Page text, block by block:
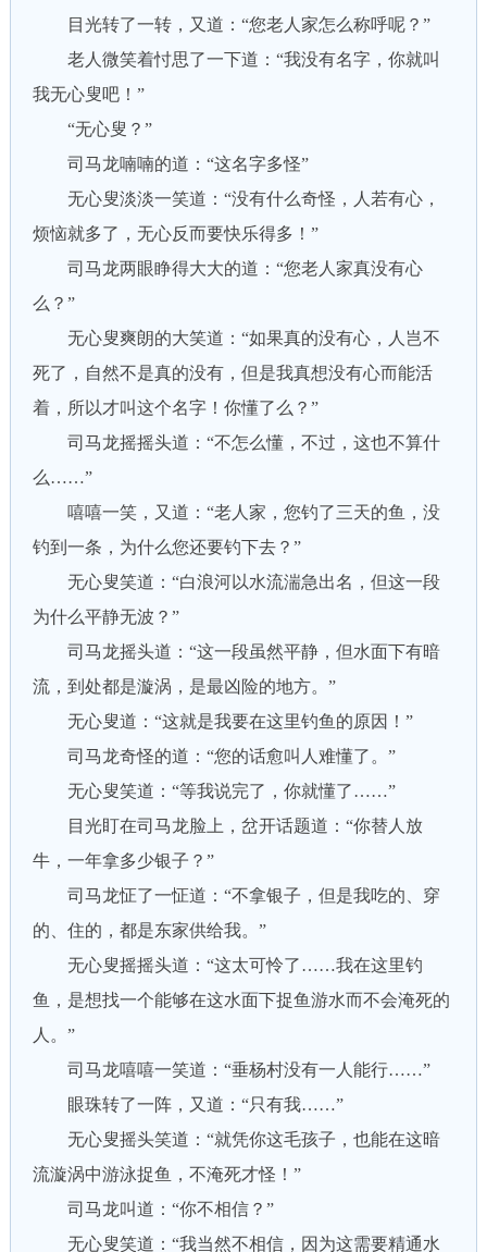
目光转了一转，又道：“您老人家怎么称呼呢？”
老人微笑着忖思了一下道：“我没有名字，你就叫
我无心叟吧！”
“无心叟？”
司马龙喃喃的道：“这名字多怪”
无心叟淡淡一笑道：“没有什么奇怪，人若有心，
烦恼就多了，无心反而要快乐得多！”
司马龙两眼睁得大大的道：“您老人家真没有心
么？”
无心叟爽朗的大笑道：“如果真的没有心，人岂不
死了，自然不是真的没有，但是我真想没有心而能活
着，所以才叫这个名字！你懂了么？”
司马龙摇摇头道：“不怎么懂，不过，这也不算什
么……”
嘻嘻一笑，又道：“老人家，您钓了三天的鱼，没
钓到一条，为什么您还要钓下去？”
无心叟笑道：“白浪河以水流湍急出名，但这一段
为什么平静无波？”
司马龙摇头道：“这一段虽然平静，但水面下有暗
流，到处都是漩涡，是最凶险的地方。”
无心叟道：“这就是我要在这里钓鱼的原因！”
司马龙奇怪的道：“您的话愈叫人难懂了。”
无心叟笑道：“等我说完了，你就懂了……”
目光盯在司马龙脸上，岔开话题道：“你替人放
牛，一年拿多少银子？”
司马龙怔了一怔道：“不拿银子，但是我吃的、穿
的、住的，都是东家供给我。”
无心叟摇摇头道：“这太可怜了……我在这里钓
鱼，是想找一个能够在这水面下捉鱼游水而不会淹死的
人。”
司马龙嘻嘻一笑道：“垂杨村没有一人能行……”
眼珠转了一阵，又道：“只有我……”
无心叟摇头笑道：“就凭你这毛孩子，也能在这暗
流漩涡中游泳捉鱼，不淹死才怪！”
司马龙叫道：“你不相信？”
无心叟笑道：“我当然不相信，因为这需要精通水